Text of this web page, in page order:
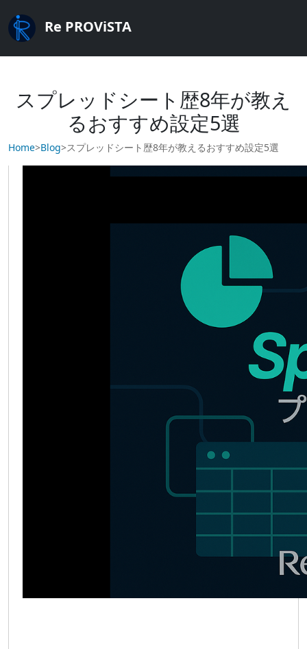
Re PROViSTA
スプレッドシート歴8年が教え
るおすすめ設定5選
Home>Blog>スプレッドシート歴8年が教えるおすすめ設定5選